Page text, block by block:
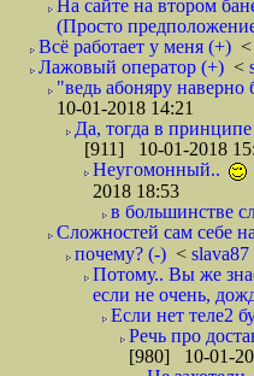
На сайте на втором
(Просто
Всё работает у меня (+) <
Лажовый оператор (+) <
"ведь абоняру наверно
10-01-2018 14:21
Да, тогда в
[911] 10-01-2018
Неугомонный..
2018 18:53
в большинстве
Сложностей сам себе
почему? (-) < slava87
Потому.. Вы же
если не очень,
Если нет теле2
Речь про
[980] 10-01-